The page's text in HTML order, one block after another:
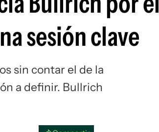
Siguenos en:
sesión clave
sin contar el de la
a definir. Bullrich